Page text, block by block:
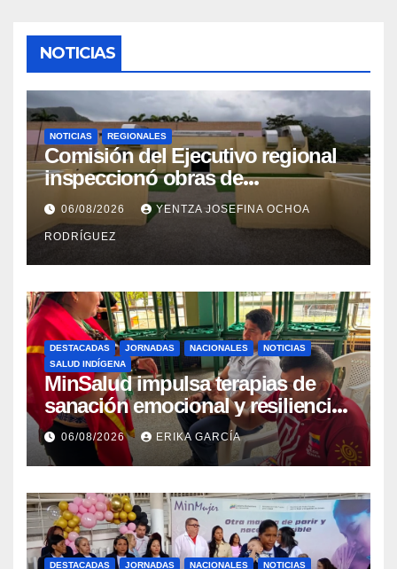
NOTICIAS
NOTICIAS REGIONALES
Comisión del Ejecutivo regional
inspeccionó obras de
recuperación en la Maternidad
Integral Aragua
06/08/2026 YENTZA JOSEFINA OCHOA
RODRÍGUEZ
DESTACADAS JORNADAS NACIONALES
NOTICIAS
SALUD INDÍGENA
MinSalud impulsa terapias de
sanación emocional y resiliencia
post-sismo junto a comunidades
indígenas en Caracas
06/08/2026 ERIKA GARCÍA
DESTACADAS JORNADAS NACIONALES NOTICIAS